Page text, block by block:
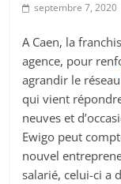
septembre 7, 2020
A Caen, la
agence, pour
agrandir le réseau
qui vient
neuves et
Ewigo peut
nouvel
salarié, celui-ci a